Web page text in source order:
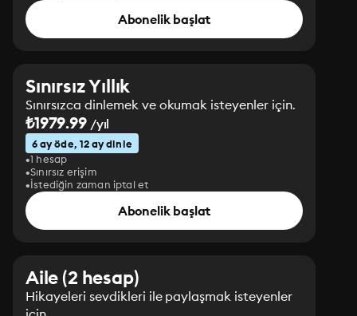
Abonelik başlat
Sınırsız Yıllık
Sınırsızca dinlemek ve okumak isteyenler için.
₺1979.99/yıl
6 ay öde, 12 ay dinle
1 hesap
Sınırsız erişim
İstediğin zaman iptal et
Abonelik başlat
Aile (2 hesap)
Hikayeleri sevdikleri ile paylaşmak isteyenler